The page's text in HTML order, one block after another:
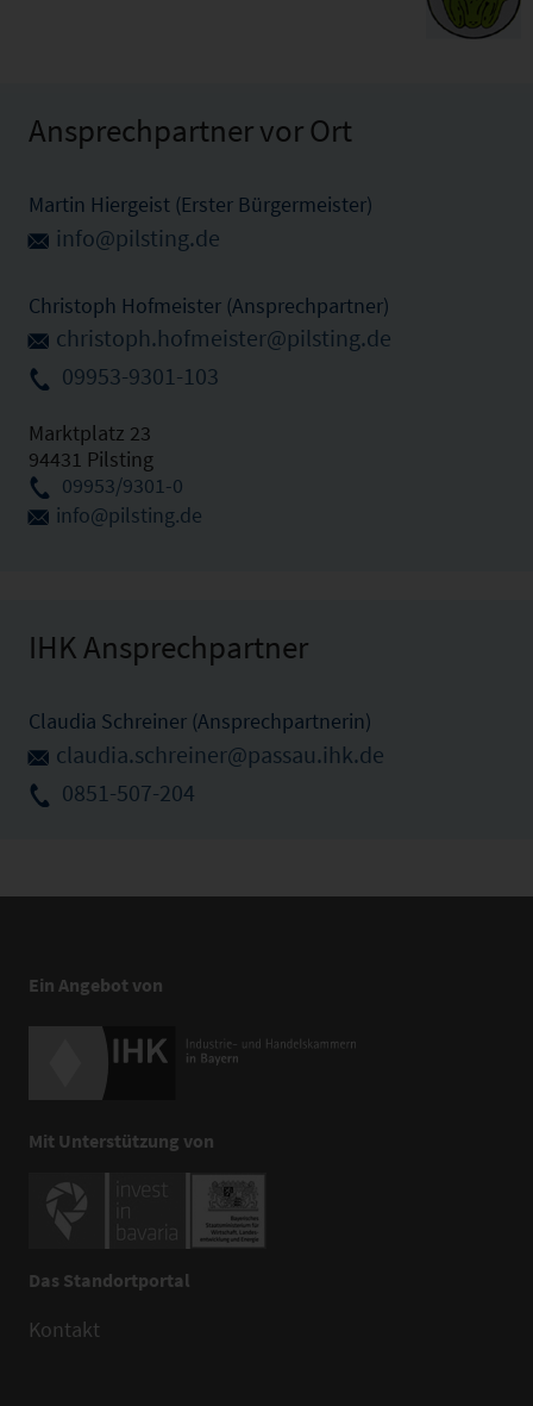
Ansprechpartner vor Ort
Martin Hiergeist (Erster Bürgermeister)
info@pilsting.de
Christoph Hofmeister (Ansprechpartner)
christoph.hofmeister@pilsting.de
09953-9301-103
Marktplatz 23
94431 Pilsting
09953/9301-0
info@pilsting.de
IHK Ansprechpartner
Claudia Schreiner (Ansprechpartnerin)
claudia.schreiner@passau.ihk.de
0851-507-204
Ein Angebot von
Mit Unterstützung von
Das Standortportal
Kontakt